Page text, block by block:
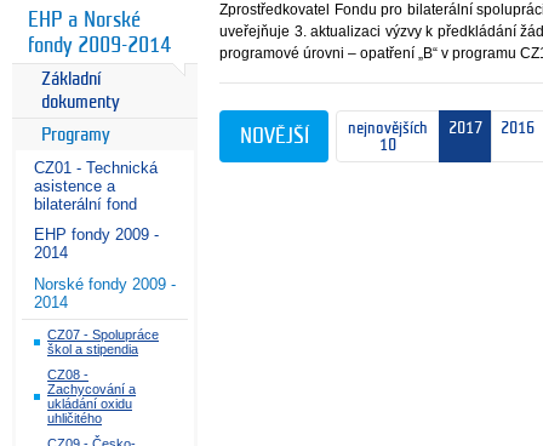
EHP a Norské
fondy 2009-2014
Základní
dokumenty
Programy
CZ01 - Technická
asistence a
bilaterální fond
EHP fondy 2009 -
2014
Norské fondy 2009 -
2014
CZ07 - Spolupráce
škol a stipendia
CZ08 -
Zachycování a
ukládání oxidu
uhličitého
Zprostředkovatel Fondu pro bilaterální
uveřejňuje 3. aktualizaci výzvy k předkládání
programové úrovni – opatření „B“ v programu
nejnovějších
10
2017 2016
NOVĚJŠÍ